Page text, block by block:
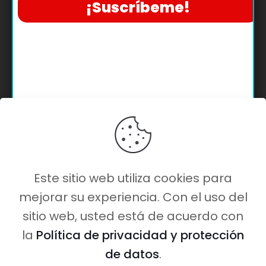
ayudarte más.
No desperdicies tu tiempo ni tu
energía en contenidos que no
puedas aplicar ahora.
En base a la selección que
acabas de hacer vamos a
preparar contenido de mucha
utilidad para vos.
Este sitio web utiliza cookies para
mejorar su experiencia. Con el uso del
sitio web, usted está de acuerdo con
la Política de privacidad y protección
de datos.